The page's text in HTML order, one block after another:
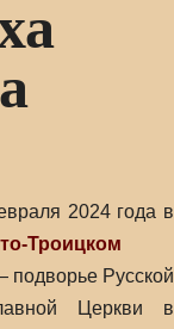
2024 года в
Троицком
подворье Русской
Церкви в